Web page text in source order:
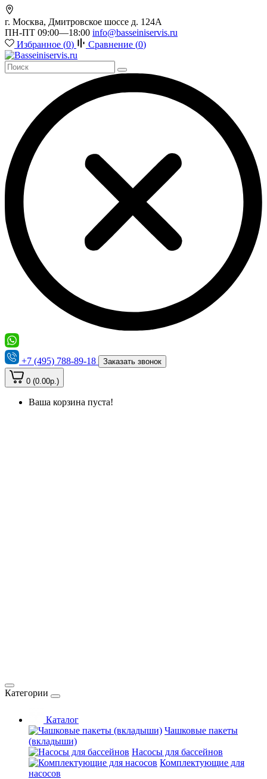
г. Москва, Дмитровское шоссе д. 124А
ПН-ПТ 09:00—18:00 info@basseiniservis.ru
Избранное (0) Сравнение (0)
+7 (495) 788-89-18 Заказать звонок
0 (0.00р.)
Ваша корзина пуста!
Категории
Каталог
Чашковые пакеты
(вкладыши)
Насосы для бассейнов
Комплектующие для
насосов